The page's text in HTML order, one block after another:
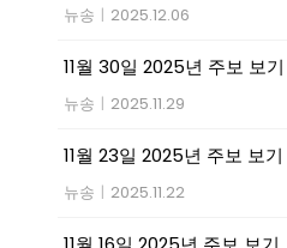
뉴송 | 2025.12.06
11월 30일 2025년 주보 보기
뉴송 | 2025.11.29
11월 23일 2025년 주보 보기
뉴송 | 2025.11.22